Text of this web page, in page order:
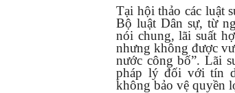
Tại hội thảo các luật
Bộ luật Dân sự, từ
nói chung, lãi suất
nhưng không được
nước công bố”. Lãi
pháp lý đối với tín
không bảo vệ quyền